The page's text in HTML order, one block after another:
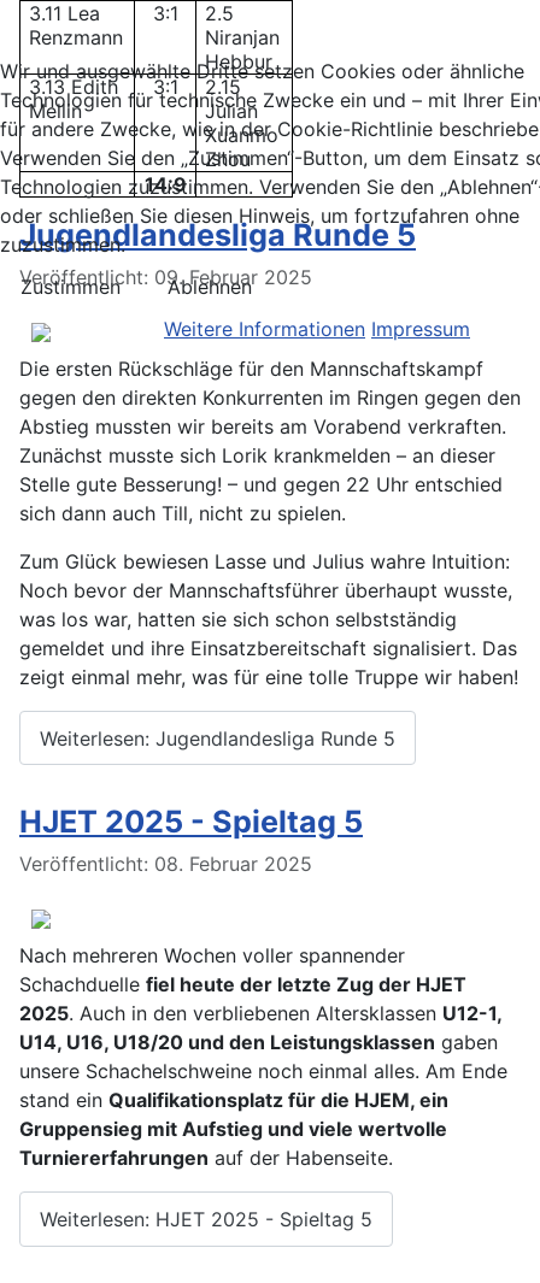
3.11 Lea
Renzmann
3:1
2.5
Niranjan
Hebbur
3.13 Edith
Mellin
3:1
2.15
Julian
Xuanmo
Zhou
14:9
Jugendlandesliga Runde 5
Details
Veröffentlicht: 09. Februar 2025
Die ersten Rückschläge für den Mannschaftskampf
gegen den direkten Konkurrenten im Ringen gegen den
Abstieg mussten wir bereits am Vorabend verkraften.
Zunächst musste sich Lorik krankmelden – an dieser
Stelle gute Besserung! – und gegen 22 Uhr entschied
sich dann auch Till, nicht zu spielen.
Zum Glück bewiesen Lasse und Julius wahre Intuition:
Noch bevor der Mannschaftsführer überhaupt wusste,
was los war, hatten sie sich schon selbstständig
gemeldet und ihre Einsatzbereitschaft signalisiert. Das
zeigt einmal mehr, was für eine tolle Truppe wir haben!
Weiterlesen: Jugendlandesliga Runde 5
HJET 2025 - Spieltag 5
Details
Veröffentlicht: 08. Februar 2025
Nach mehreren Wochen voller spannender
Schachduelle fiel heute der letzte Zug der HJET
2025. Auch in den verbliebenen Altersklassen U12-1,
U14, U16, U18/20 und den Leistungsklassen gaben
unsere Schachelschweine noch einmal alles. Am Ende
stand ein Qualifikationsplatz für die HJEM, ein
Gruppensieg mit Aufstieg und viele wertvolle
Turniererfahrungen auf der Habenseite.
Weiterlesen: HJET 2025 - Spieltag 5
Wir und ausgewählte Dritte setzen Cookies oder ähnliche
Technologien für technische Zwecke ein und – mit Ihrer
für andere Zwecke, wie in der Cookie-Richtlinie
Verwenden Sie den „Zustimmen“-Button, um dem Einsatz
Technologien zuzustimmen. Verwenden Sie den
oder schließen Sie diesen Hinweis, um fortzufahren ohne
zuzustimmen.
Zustimmen
Ablehnen
Weitere Informationen Impressum